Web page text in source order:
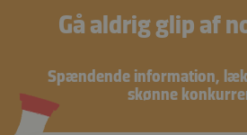
Gå aldrig glip af
Spændende information,
skønne